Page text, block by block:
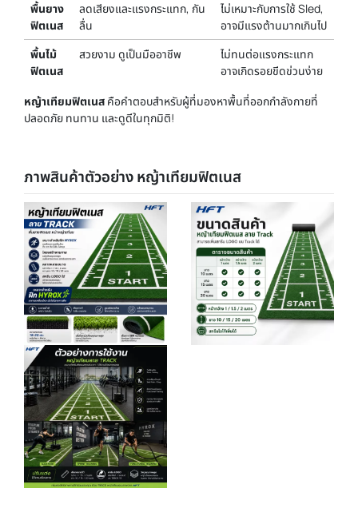
พื้นยาง
ฟิตเนส
ลดเสียงและแรงกระแทก, กัน
ลื่น
ไม่เหมาะกับการใช้ Sled,
อาจมีแรงต้านมากเกินไป
พื้นไม้
ฟิตเนส
สวยงาม ดูเป็นมืออาชีพ
ไม่ทนต่อแรงกระแทก
อาจเกิดรอยขีดข่วนง่าย
หญ้าเทียมฟิตเนส คือคำตอบสำหรับผู้ที่มองหาพื้นที่ออกกำลังกายที่
ปลอดภัย ทนทาน และดูดีในทุกมิติ!
ภาพสินค้าตัวอย่าง หญ้าเทียมฟิตเนส